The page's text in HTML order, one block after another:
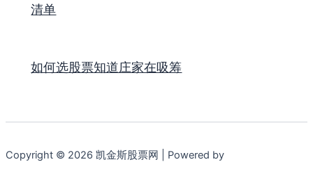
清单
如何选股票知道庄家在吸筹
Copyright © 2026 凯金斯股票网 | Powered by